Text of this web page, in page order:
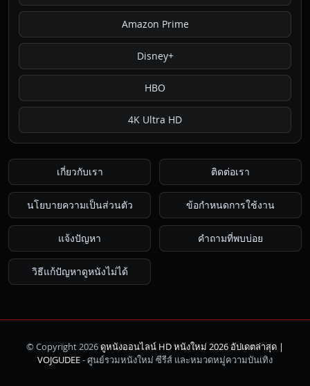
Amazon Prime
Disney+
HBO
4K Ultra HD
เกี่ยวกับเรา ติดต่อเรา
นโยบายความเป็นส่วนตัว ข้อกำหนดการใช้งาน
แจ้งปัญหา คำถามที่พบบ่อย
วิธีแก้ปัญหาดูหนังไม่ได้
© Copyright 2026ดูหนังออนไลน์ HD หนังใหม่ 2026 อัปเดตล่าสุด |
VOJGUDEE- ศูนย์รวมหนังใหม่ ซีรีส์ และหมวดหมู่ความบันเทิง
ค้นหา